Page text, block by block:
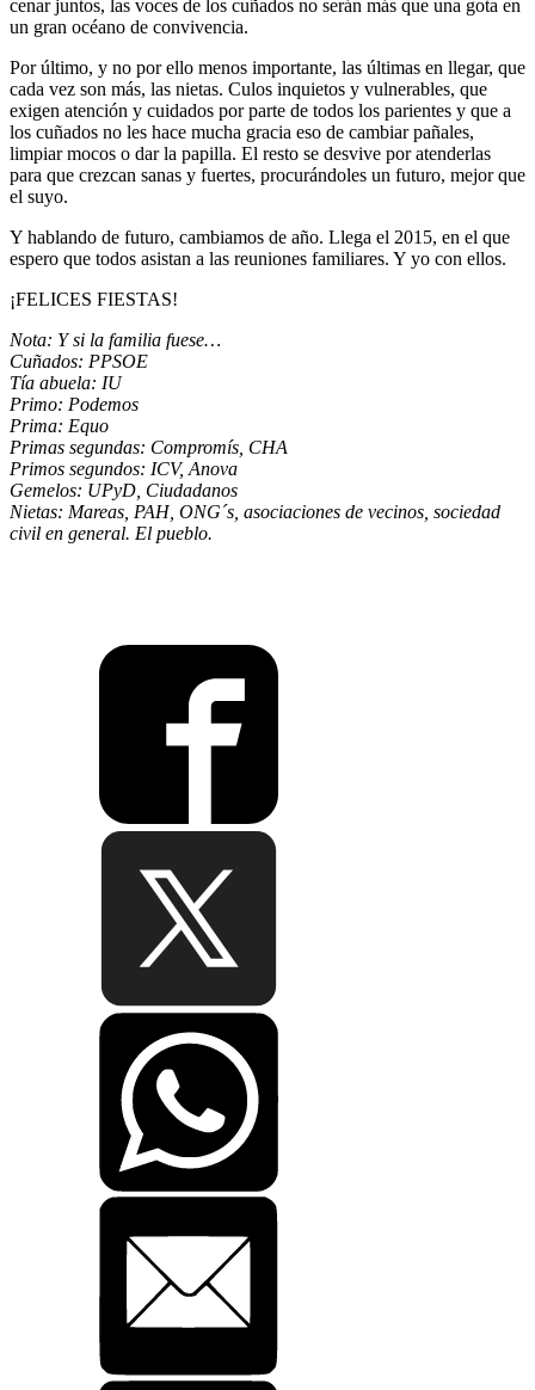
cenar juntos, las voces de los cuñados no serán más que una gota en
un gran océano de convivencia.
Por último, y no por ello menos importante, las últimas en llegar, que
cada vez son más, las nietas. Culos inquietos y vulnerables, que
exigen atención y cuidados por parte de todos los parientes y que a
los cuñados no les hace mucha gracia eso de cambiar pañales,
limpiar mocos o dar la papilla. El resto se desvive por atenderlas
para que crezcan sanas y fuertes, procurándoles un futuro, mejor que
el suyo.
Y hablando de futuro, cambiamos de año. Llega el 2015, en el que
espero que todos asistan a las reuniones familiares. Y yo con ellos.
¡FELICES FIESTAS!
Nota: Y si la familia fuese…
Cuñados: PPSOE
Tía abuela: IU
Primo: Podemos
Prima: Equo
Primas segundas: Compromís, CHA
Primos segundos: ICV, Anova
Gemelos: UPyD, Ciudadanos
Nietas: Mareas, PAH, ONG´s, asociaciones de vecinos, sociedad
civil en general. El pueblo.